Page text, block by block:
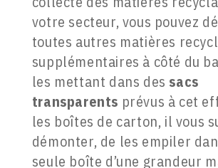
votre secteur, vous pouvez
toutes autres matières
supplémentaires à côté du
les mettant dans des sacs
transparents prévus à cet
les boîtes de carton, il vous
démonter, de les empiler
seule boîte d’une grandeur